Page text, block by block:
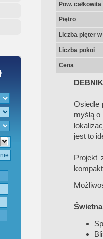
Pow.
Piętro
Liczba pięter
Liczba pokoi
Cena
Osiedle
myślą o
jest to
Projekt